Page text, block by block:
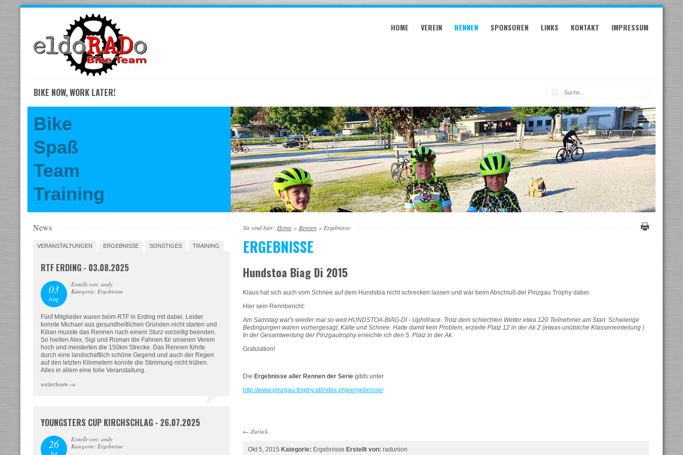
content
HOME VEREIN RENNEN SPONSOREN LINKS KONTAKT IMPRESSUM
BIKE NOW, WORK LATER! Suche:
Bike
Spaß
Team
Training
Sie sind hier: Home » Rennen » Ergebnisse
ERGEBNISSE
Hundstoa Biag Di 2015
Klaus hat sich auch vom Schnee auf dem Hundstoa nicht schrecken lassen und war beim Abschluß der Pinzgau Trophy dabei.
Hier sein Rennbericht:
Am Samstag war's wieder mal so weit HUNDSTOA-BIAG-DI - Uphillrace. Trotz dem schlechten Wetter etwa 120 Teilnehmer am Start. Schwierige
Bedingungen waren vorhergesagt, Kälte und Schnee. Hatte damit kein Problem, erzielte Platz 12 in der Ak 2 (etwas unübliche Klasseneinteilung )
In der Gesamtwertung der Pinzgautrophy erreichte ich den 5. Platz in der Ak.
Gratulation!
Die Ergebnisse aller Rennen der Seriegibts unter
http://www.pinzgau-trophy.at/index.php/ergebnisse/
← Zurück
Okt 5, 2015 Kategorie: Ergebnisse Erstellt von: radunion
News
VERANSTALTUNGEN ERGEBNISSE SONSTIGES TRAINING
RTF ERDING - 03.08.2025
03
Aug
Erstellt von: andy
Kategorie: Ergebnisse
Fünf Mitglieder waren beim RTF in Erding mit dabei. Leider
konnte Michael aus gesundheitlichen Gründen nicht starten und
Kilian musste das Rennen nach einem Sturz vorzeitig beenden.
So hielten Alex, Sigi und Roman die Fahnen für unseren Verein
hoch und meisterten die 150km Strecke. Das Rennen führte
durch eine landschaftlich schöne Gegend und auch der Regen
auf den letzten Kilometern konnte die Stimmung nicht trüben.
Alles in allem eine tolle Veranstaltung.
weiterlesen→
YOUNGSTERS CUP KIRCHSCHLAG - 26.07.2025
26
Erstellt von: andy
Kategorie: Ergebnisse